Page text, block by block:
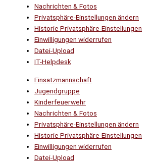
Nachrichten & Fotos
Privatsphäre-Einstellungen ändern
Historie Privatsphäre-Einstellungen
Einwilligungen widerrufen
Datei-Upload
IT-Helpdesk
Einsatzmannschaft
Jugendgruppe
Kinderfeuerwehr
Nachrichten & Fotos
Privatsphäre-Einstellungen ändern
Historie Privatsphäre-Einstellungen
Einwilligungen widerrufen
Datei-Upload